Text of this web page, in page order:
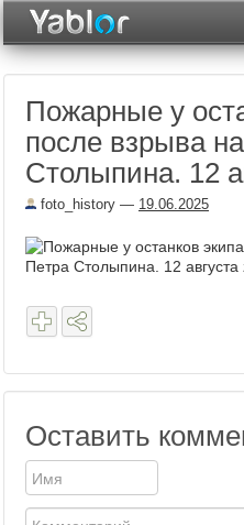
Пожарные у
после взрыва
Столыпина. 12
foto_history — 19.06.2025
Оставить